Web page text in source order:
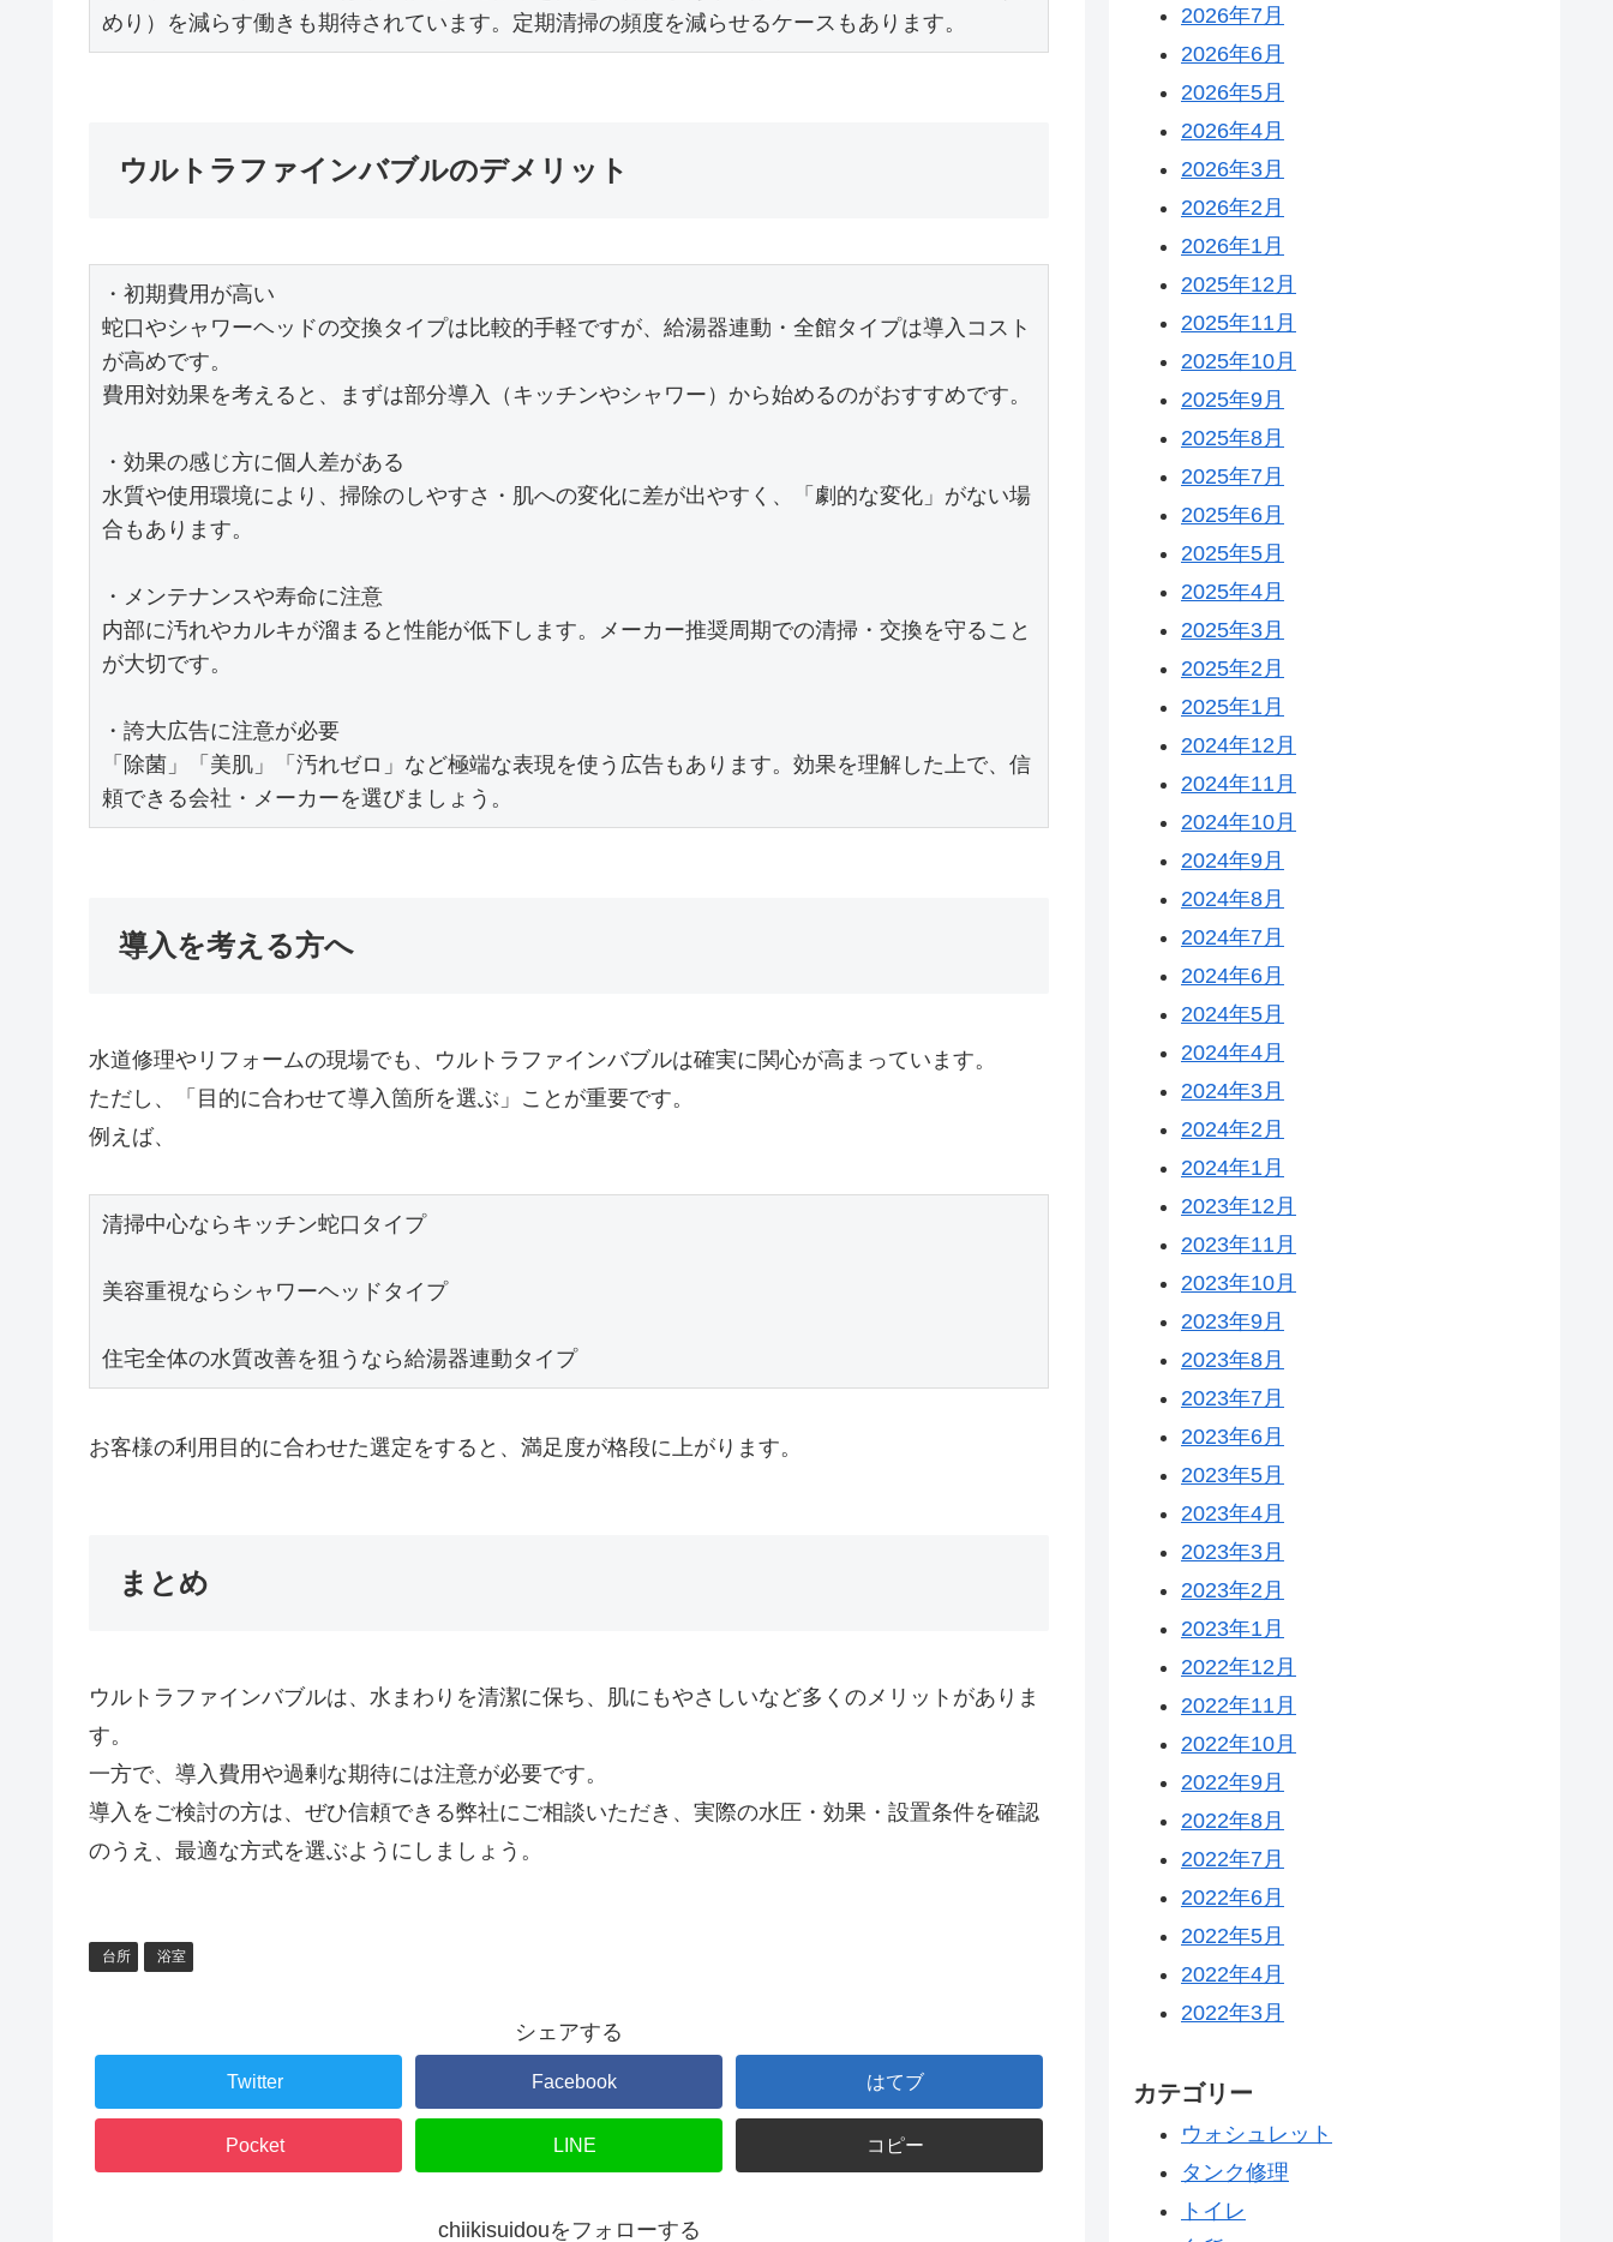
めり）を減らす働きも期待されています。定期清掃の頻度を減らせるケースもあります。
ウルトラファインバブルのデメリット
・初期費用が高い
蛇口やシャワーヘッドの交換タイプは比較的手軽ですが、給湯器連動・全館タイプは導入コスト
が高めです。
費用対効果を考えると、まずは部分導入（キッチンやシャワー）から始めるのがおすすめです。
・効果の感じ方に個人差がある
水質や使用環境により、掃除のしやすさ・肌への変化に差が出やすく、「劇的な変化」がない場
合もあります。
・メンテナンスや寿命に注意
内部に汚れやカルキが溜まると性能が低下します。メーカー推奨周期での清掃・交換を守ること
が大切です。
・誇大広告に注意が必要
「除菌」「美肌」「汚れゼロ」など極端な表現を使う広告もあります。効果を理解した上で、信
頼できる会社・メーカーを選びましょう。
導入を考える方へ
水道修理やリフォームの現場でも、ウルトラファインバブルは確実に関心が高まっています。
ただし、「目的に合わせて導入箇所を選ぶ」ことが重要です。
例えば、
清掃中心ならキッチン蛇口タイプ
美容重視ならシャワーヘッドタイプ
住宅全体の水質改善を狙うなら給湯器連動タイプ
お客様の利用目的に合わせた選定をすると、満足度が格段に上がります。
まとめ
ウルトラファインバブルは、水まわりを清潔に保ち、肌にもやさしいなど多くのメリットがありま
す。
一方で、導入費用や過剰な期待には注意が必要です。
導入をご検討の方は、ぜひ信頼できる弊社にご相談いただき、実際の水圧・効果・設置条件を確認
のうえ、最適な方式を選ぶようにしましょう。
台所 浴室
シェアする
Twitter Facebook はてブ
Pocket LINE コピー
chiikisuidouをフォローする
2026年7月
2026年6月
2026年5月
2026年4月
2026年3月
2026年2月
2026年1月
2025年12月
2025年11月
2025年10月
2025年9月
2025年8月
2025年7月
2025年6月
2025年5月
2025年4月
2025年3月
2025年2月
2025年1月
2024年12月
2024年11月
2024年10月
2024年9月
2024年8月
2024年7月
2024年6月
2024年5月
2024年4月
2024年3月
2024年2月
2024年1月
2023年12月
2023年11月
2023年10月
2023年9月
2023年8月
2023年7月
2023年6月
2023年5月
2023年4月
2023年3月
2023年2月
2023年1月
2022年12月
2022年11月
2022年10月
2022年9月
2022年8月
2022年7月
2022年6月
2022年5月
2022年4月
2022年3月
カテゴリー
ウォシュレット
タンク修理
トイレ